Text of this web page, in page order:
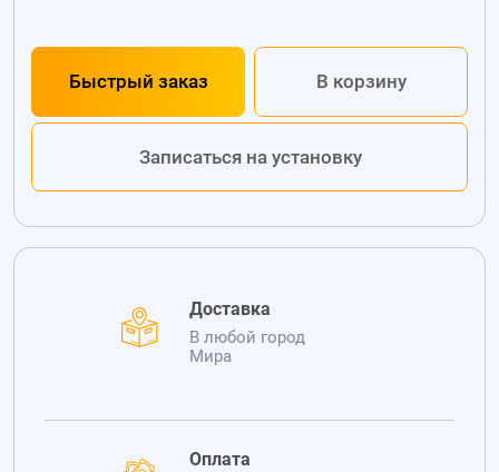
Быстрый заказ В корзину
Записаться на установку
Доставка
В любой город
Мира
Оплата